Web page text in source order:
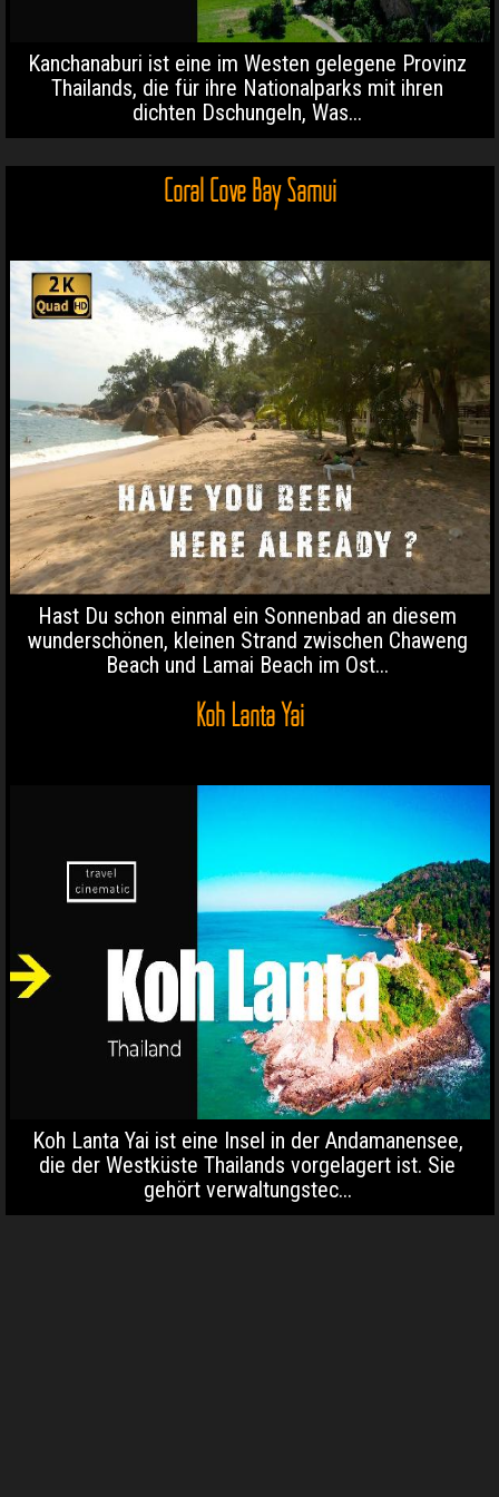
Kanchanaburi ist eine im Westen gelegene Provinz
Thailands, die für ihre Nationalparks mit ihren
dichten Dschungeln, Was...
Coral Cove Bay Samui
Hast Du schon einmal ein Sonnenbad an diesem
wunderschönen, kleinen Strand zwischen Chaweng
Beach und Lamai Beach im Ost...
Koh Lanta Yai
Koh Lanta Yai ist eine Insel in der Andamanensee,
die der Westküste Thailands vorgelagert ist. Sie
gehört verwaltungstec...